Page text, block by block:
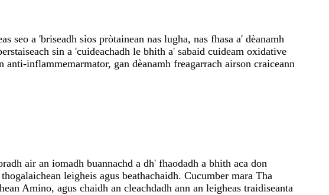
seo a 'briseadh sìos pròtainean nas lugha, nas fhasa a' dèanamh
sin a 'cuideachadh le bhith a' sabaid cuideam oxidative
inflammemarmator, gan dèanamh freagarrach airson craiceann
air an iomadh buannachd a dh' fhaodadh a bhith aca don
leigheis agus beathachaidh. Cucumber mara Tha
Amino, agus chaidh an cleachdadh ann an leigheas traidiseanta